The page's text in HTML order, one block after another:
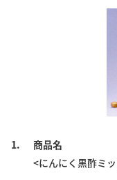
1.
商品名
<にんにく黒酢ミ